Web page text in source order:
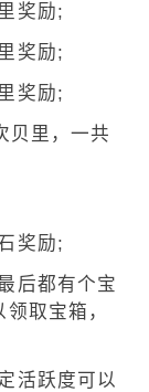
奖励;
奖励;
奖励;
贝里，一共
奖励;
后都有个宝
取宝箱，
活跃度可以